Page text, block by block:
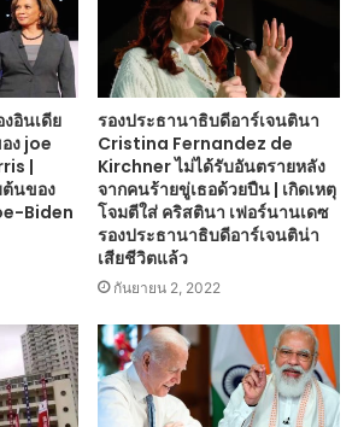
อินเดีย
ง joe
|
ต้นของ
Biden
รองประธานาธิบดีอาร์เจนตินา
Cristina Fernandez de
Kirchner ไม่ได้รับอันตรายหลัง
จากคนร้ายขู่เธอด้วยปืน | เกิดเหตุ
โจมตีใส่ คริสตินา เฟอร์นานเดซ
รองประธานาธิบดีอาร์เจนติน่า
เสียชีวิตแล้ว
กันยายน 2, 2022